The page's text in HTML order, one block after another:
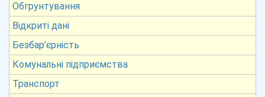
Обгрунтування
Відкриті дані
Безбар’єрність
Комунальні підприємства
Транспорт